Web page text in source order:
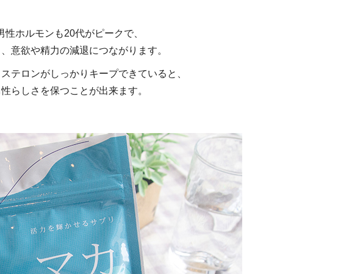
ホルモンも20代がピークで、
意欲や精力の減退につながります。
テロンがしっかりキープできていると、
らしさを保つことが出来ます。